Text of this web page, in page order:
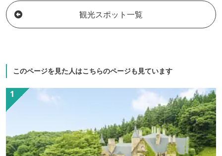
とりあん)は自
ん)を思い起こ
館は「ストップ
観光スポット一覧
このページを見た人はこちらのページも見ています